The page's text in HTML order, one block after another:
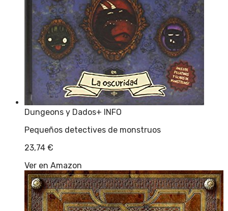
Dungeons y Dados+ INFO
Pequeños detectives de monstruos
23,74 €
Ver en Amazon